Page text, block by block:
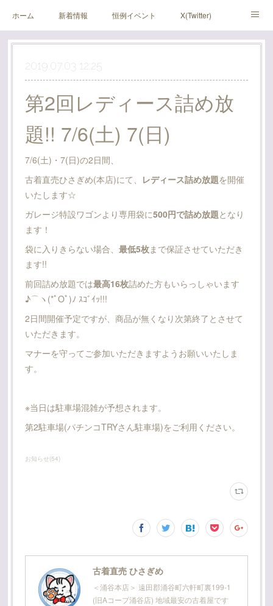
ホーム 新着情報 恒例イベント X(Twitter)
アメブロ Instagram
2019.07.03 12:25
第2回レディース詰め放
題!! 7/6(土) 7(日)
7/6(土)・7(日)の2日間、
古着直売ひさぎめ(本店)にて、
レディース詰め放題を開催
いたします☆
ガレージ特設ワゴンより専用袋に500円で詰め放題となり
ます！
袋に入りきらない場合、 最低5枚まで保証させていただき
ます!!
前回詰め放題では最高16枚詰めた方もいらっしゃいます
♪⌒ヽ(*ﾟOﾟ)ﾉ ｽｺﾞｲｯ!!!
2日間開催予定ですが、商品が無くなり次第終了とさせて
いただきます。
マナーを守ってご参加いただきますようお願いいたしま
す。
※当日は駐車場混雑が予想されます。
第2駐車場(パチンコTRYさん駐車場)をご利用ください。
お知らせ(54)
古着直売 ひさぎめ
＜涌谷本店＞ 遠田郡涌谷町六軒町裏199-1
(旧Aコープ涌谷店) 地域最安の古着屋です